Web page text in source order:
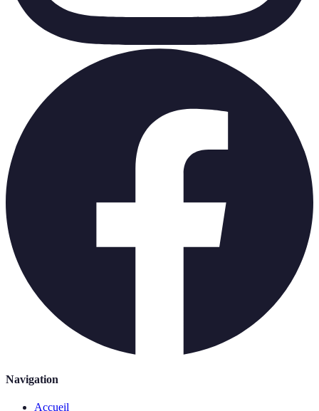
Navigation
Accueil